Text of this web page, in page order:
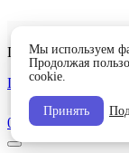
Поликарбомаркет
Политика
0
Мы используем
Продолжая
cookie.
Принять